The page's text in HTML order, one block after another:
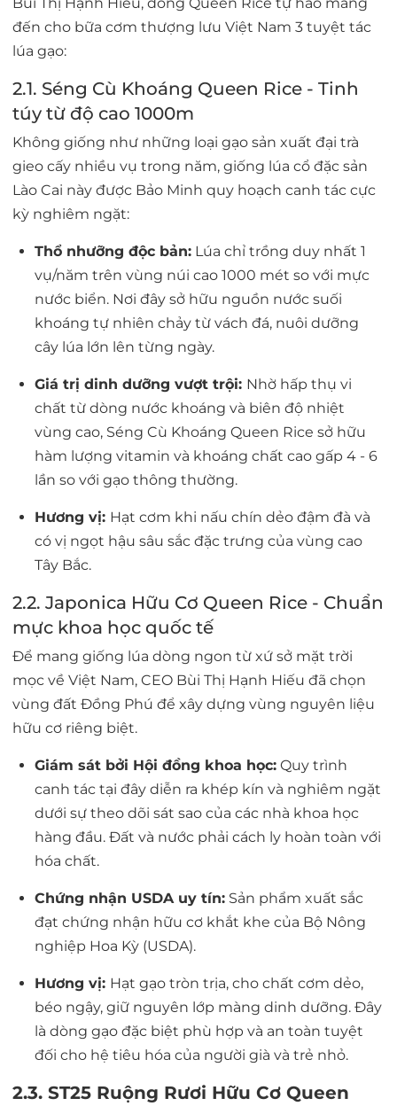
đến cho bữa cơm thượng lưu Việt Nam 3 tuyệt tác
lúa gạo:
2.1. Séng Cù Khoáng Queen Rice - Tinh
túy từ độ cao 1000m
Không giống như những loại gạo sản xuất đại trà
gieo cấy nhiều vụ trong năm, giống lúa cổ đặc sản
Lào Cai này được Bảo Minh quy hoạch canh tác cực
kỳ nghiêm ngặt:
Thổ nhưỡng độc bản: Lúa chỉ trồng duy nhất 1
vụ/năm trên vùng núi cao 1000 mét so với mực
nước biển. Nơi đây sở hữu nguồn nước suối
khoáng tự nhiên chảy từ vách đá, nuôi dưỡng
cây lúa lớn lên từng ngày.
Giá trị dinh dưỡng vượt trội: Nhờ hấp thụ vi
chất từ dòng nước khoáng và biên độ nhiệt
vùng cao, Séng Cù Khoáng Queen Rice sở hữu
hàm lượng vitamin và khoáng chất cao gấp 4 - 6
lần so với gạo thông thường.
Hương vị: Hạt cơm khi nấu chín dẻo đậm đà và
có vị ngọt hậu sâu sắc đặc trưng của vùng cao
Tây Bắc.
2.2. Japonica Hữu Cơ Queen Rice - Chuẩn
mực khoa học quốc tế
Để mang giống lúa dòng ngon từ xứ sở mặt trời
mọc về Việt Nam, CEO Bùi Thị Hạnh Hiếu đã chọn
vùng đất Đồng Phú để xây dựng vùng nguyên liệu
hữu cơ riêng biệt.
Giám sát bởi Hội đồng khoa học: Quy trình
canh tác tại đây diễn ra khép kín và nghiêm ngặt
dưới sự theo dõi sát sao của các nhà khoa học
hàng đầu. Đất và nước phải cách ly hoàn toàn với
hóa chất.
Chứng nhận USDA uy tín: Sản phẩm xuất sắc
đạt chứng nhận hữu cơ khắt khe của Bộ Nông
nghiệp Hoa Kỳ (USDA).
Hương vị: Hạt gạo tròn trịa, cho chất cơm dẻo,
béo ngậy, giữ nguyên lớp màng dinh dưỡng. Đây
là dòng gạo đặc biệt phù hợp và an toàn tuyệt
đối cho hệ tiêu hóa của người già và trẻ nhỏ.
2.3. ST25 Ruộng Rươi Hữu Cơ Queen